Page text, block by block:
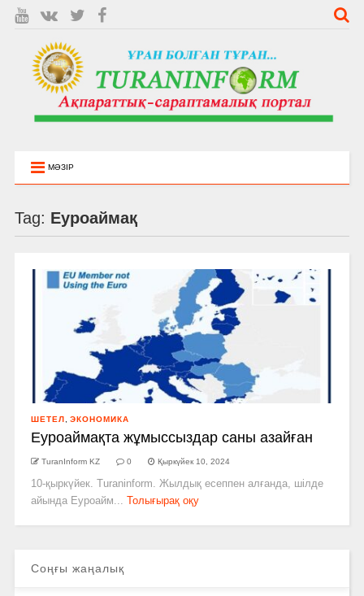
МӘЗІР
Tag: Еуроаймақ
ШЕТЕЛ ЭКОНОМИКА
Еуроаймақта жұмыссыздар саны азайған
TuranInform KZ 0 Қыркүйек 10, 2024
10-қыркүйек. Turaninform. Жылдық есеппен алғанда, шілде
айында Еуроайм...
Толығырақ оқу
Соңғы жаңалық